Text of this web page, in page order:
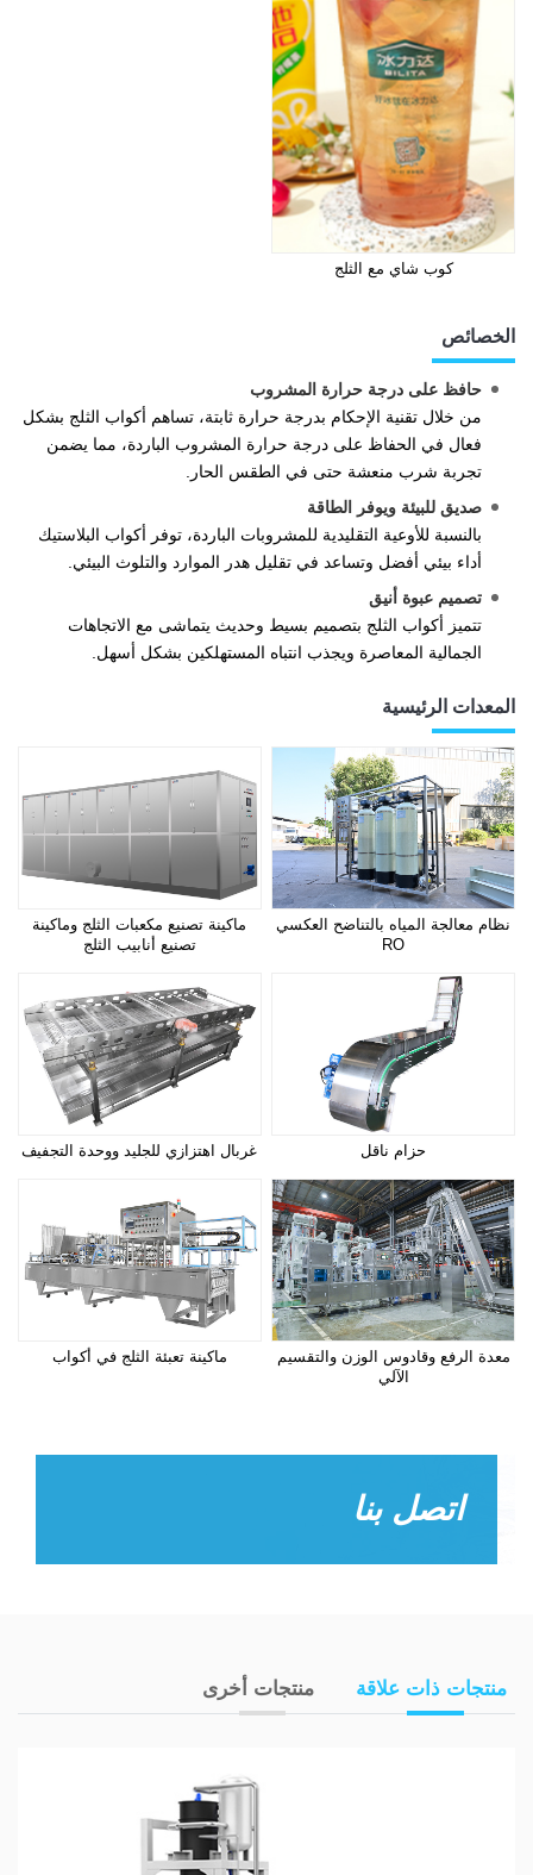
كوب شاي مع الثلج
الخصائص
حافظ على درجة حرارة المشروب
من خلال تقنية الإحكام بدرجة حرارة ثابتة، تساهم أكواب الثلج بشكل
فعال في الحفاظ على درجة حرارة المشروب الباردة، مما يضمن
تجربة شرب منعشة حتى في الطقس الحار.
صديق للبيئة ويوفر الطاقة
بالنسبة للأوعية التقليدية للمشروبات الباردة، توفر أكواب البلاستيك
أداء بيئي أفضل وتساعد في تقليل هدر الموارد والتلوث البيئي.
تصميم عبوة أنيق
تتميز أكواب الثلج بتصميم بسيط وحديث يتماشى مع الاتجاهات
الجمالية المعاصرة ويجذب انتباه المستهلكين بشكل أسهل.
المعدات الرئيسية
نظام معالجة المياه بالتناضح العكسي
RO
ماكينة تصنيع مكعبات الثلج وماكينة
تصنيع أنابيب الثلج
حزام ناقل غربال اهتزازي للجليد ووحدة التجفيف
معدة الرفع وقادوس الوزن والتقسيم
الآلي
ماكينة تعبئة الثلج في أكواب
اتصل بنا
منتجات ذات علاقة منتجات أخرى